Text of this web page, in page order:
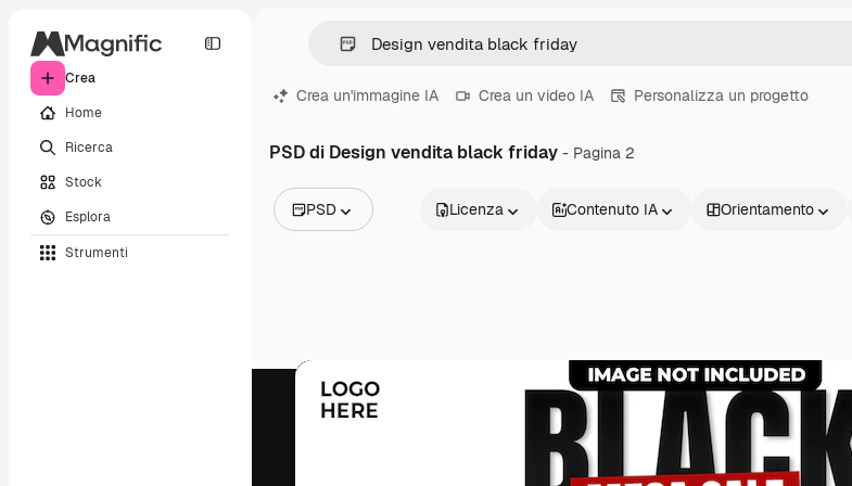
Crea
Home
Ricerca
Stock
Esplora
Strumenti
Crea un'immagine IA Crea un video IA Personalizza un progetto
PSD di Design vendita black friday - Pagina 2
PSD
Video
Clip video
Motion graphic
Modelli di video
Licenza Contenuto IA Orientamento
Prodotti